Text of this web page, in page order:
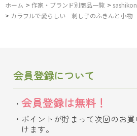
ホーム > 作家・ブランド別商品一覧 >
> カラフルで愛らしい 刺し子のふきんと小物
会員登録について
会員登録は無料！
ポイントが貯まって次回のお
けます。